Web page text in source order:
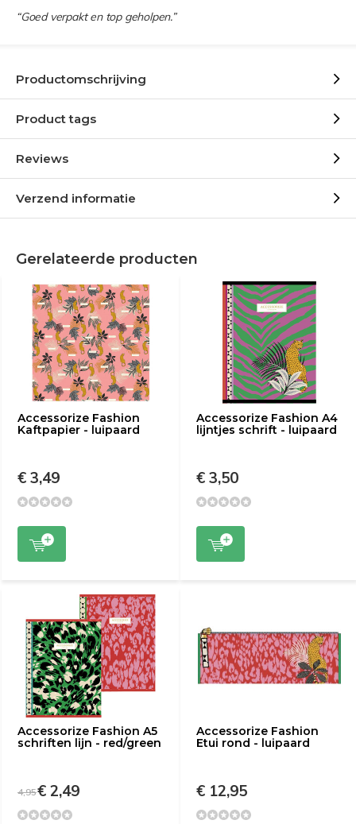
“Goed verpakt en top geholpen.”
Productomschrijving
Product tags
Reviews
Verzend informatie
Gerelateerde producten
Accessorize Fashion
Kaftpapier - luipaard
€ 3,49
Accessorize Fashion A4
lijntjes schrift - luipaard
€ 3,50
Accessorize Fashion A5
schriften lijn - red/green
4,95€ 2,49
Accessorize Fashion
Etui rond - luipaard
€ 12,95